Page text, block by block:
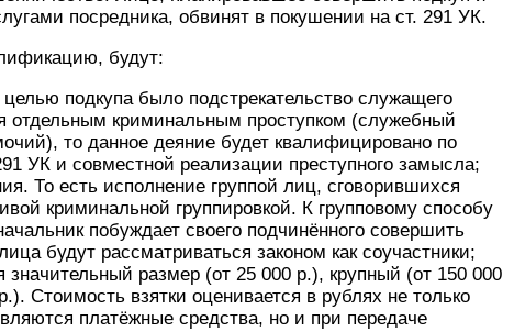
посредника, обвинят в покушении на ст. 291 УК.
будут:
подкупа было подстрекательство служащего
отдельным криминальным проступком (служебный
то данное деяние будет квалифицировано по
УК и совместной реализации преступного замысла;
То есть исполнение группой лиц, сговорившихся
криминальной группировкой. К групповому способу
побуждает своего подчинённого совершить
будут рассматриваться законом как соучастники;
значительный размер (от 25 000 р.), крупный (от 150 000
Стоимость взятки оценивается в рублях не только
платёжные средства, но и при передаче